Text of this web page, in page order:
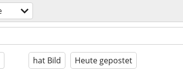
hat Bild Heute gepostet